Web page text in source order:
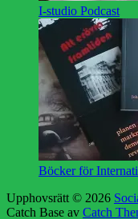
I-studio Podcast
Böcker för
Upphovsrätt © 2026
Catch Base av Catch